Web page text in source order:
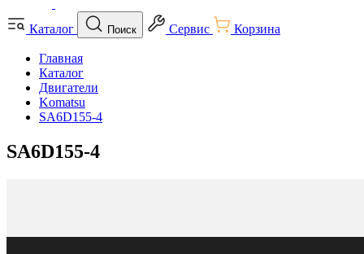
Каталог Поиск Сервис Корзина
Главная
Каталог
Двигатели
Komatsu
SA6D155-4
SA6D155-4